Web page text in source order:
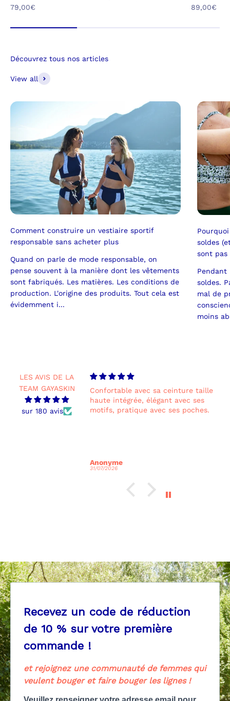
Prix de vente
79,00€
Prix de
89,00€
Découvrez tous nos articles
View all
Comment construire un vestiaire sportif
responsable sans acheter plus
Quand on parle de mode responsable, on
pense souvent à la manière dont les vêtements
sont fabriqués. Les matières. Les conditions de
production. L'origine des produits. Tout cela est
évidemment i...
soldes
sont pas
Pendant
soldes.
mal de
moins
LES AVIS DE LA
TEAM GAYASKIN
sur 180 avis
!
très réactive pour
Confortable avec sa ceinture taille
haute intégrée, élégant avec ses
motifs, pratique avec ses poches.
Anonyme
31/07/2026